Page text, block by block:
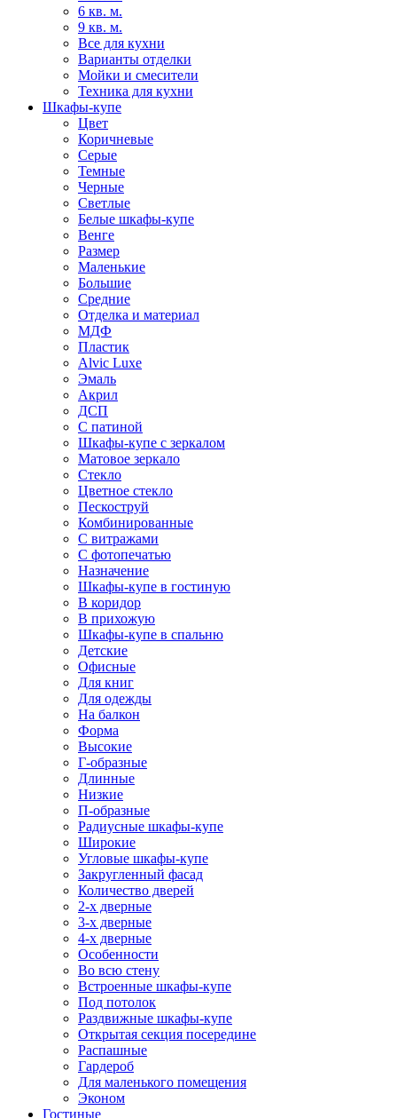
6 кв. м.
9 кв. м.
Все для кухни
Варианты отделки
Мойки и смесители
Техника для кухни
Шкафы-купе
Цвет
Коричневые
Серые
Темные
Черные
Светлые
Белые шкафы-купе
Венге
Размер
Маленькие
Большие
Средние
Отделка и материал
МДФ
Пластик
Alvic Luxe
Эмаль
Акрил
ДСП
С патиной
Шкафы-купе с зеркалом
Матовое зеркало
Стекло
Цветное стекло
Пескоструй
Комбинированные
С витражами
С фотопечатью
Назначение
Шкафы-купе в гостиную
В коридор
В прихожую
Шкафы-купе в спальню
Детские
Офисные
Для книг
Для одежды
На балкон
Форма
Высокие
Г-образные
Длинные
Низкие
П-образные
Радиусные шкафы-купе
Широкие
Угловые шкафы-купе
Закругленный фасад
Количество дверей
2-х дверные
3-х дверные
4-х дверные
Особенности
Во всю стену
Встроенные шкафы-купе
Под потолок
Раздвижные шкафы-купе
Открытая секция посередине
Распашные
Гардероб
Для маленького помещения
Эконом
Гостиные